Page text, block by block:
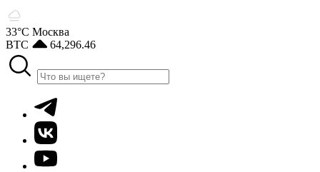
33°С Москва
BTC
64,296.46